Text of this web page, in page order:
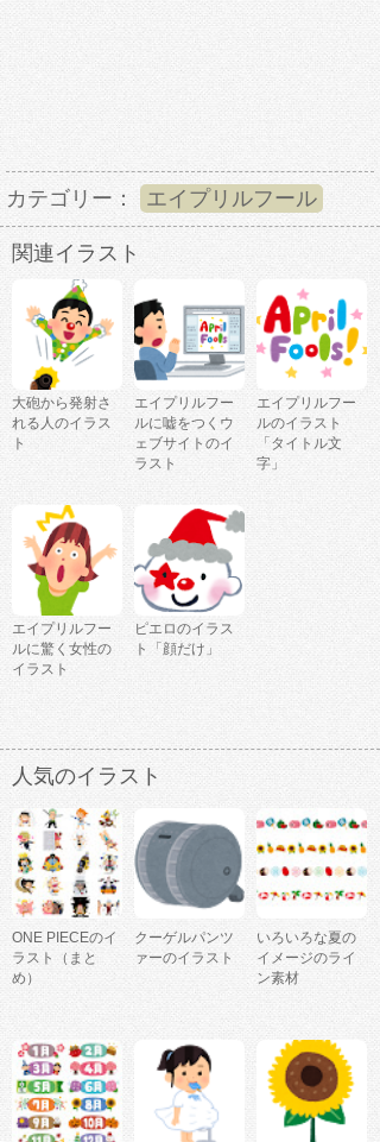
カテゴリー： エイプリルフール
関連イラスト
大砲から発射さ
れる人のイラス
ト
エイプリルフー
ルに嘘をつくウ
ェブサイトのイ
ラスト
エイプリルフー
ルのイラスト
「タイトル文
字」
エイプリルフー
ルに驚く女性の
イラスト
ピエロのイラス
ト「顔だけ」
人気のイラスト
ONE PIECEのイ
ラスト（まと
め）
クーゲルパンツ
ァーのイラスト
いろいろな夏の
イメージのライ
ン素材